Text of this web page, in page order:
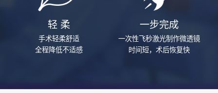
轻 柔
手术轻柔舒适
全程降低不适感
一步完成
一次性飞秒激光制作微透镜
时间短，术后恢复快